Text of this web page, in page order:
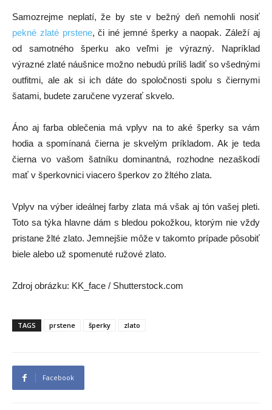
Samozrejme neplatí, že by ste v bežný deň nemohli nosiť
pekné zlaté prstene, či iné jemné šperky a naopak. Záleží aj
od samotného šperku ako veľmi je výrazný. Napríklad
výrazné zlaté náušnice možno nebudú príliš ladiť so všednými
outfitmi, ale ak si ich dáte do spoločnosti spolu s čiernymi
šatami, budete zaručene vyzerať skvelo.
Áno aj farba oblečenia má vplyv na to aké šperky sa vám
hodia a spomínaná čierna je skvelým príkladom. Ak je teda
čierna vo vašom šatníku dominantná, rozhodne nezaškodí
mať v šperkovnici viacero šperkov zo žltého zlata.
Vplyv na výber ideálnej farby zlata má však aj tón vašej pleti.
Toto sa týka hlavne dám s bledou pokožkou, ktorým nie vždy
pristane žlté zlato. Jemnejšie môže v takomto prípade pôsobiť
biele alebo už spomenuté ružové zlato.
Zdroj obrázku: KK_face / Shutterstock.com
TAGS prstene šperky zlato
Facebook